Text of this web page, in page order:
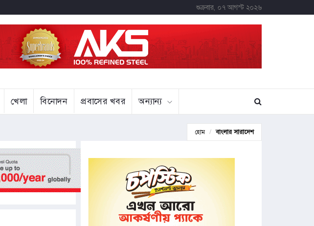
শুক্রবার, ০৭ আগস্ট ২০২৬
খেলা বিনোদন প্রবাসের খবর অন্যান্য
হোম বাংলার সারাদেশ